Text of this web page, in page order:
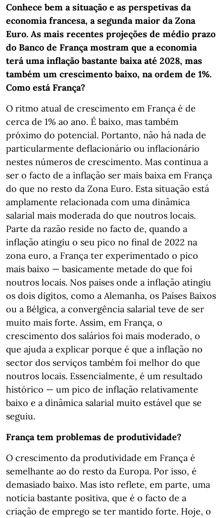
Conhece bem a situação e as perspetivas da
economia francesa, a segunda maior da Zona
Euro. As mais recentes projeções de médio prazo
do Banco de França mostram que a economia
terá uma inflação bastante baixa até 2028, mas
também um crescimento baixo, na ordem de 1%.
Como está França?
O ritmo atual de crescimento em França é de
cerca de 1% ao ano. É baixo, mas também
próximo do potencial. Portanto, não há nada de
particularmente deflacionário ou inflacionário
nestes números de crescimento. Mas continua a
ser o facto de a inflação ser mais baixa em França
do que no resto da Zona Euro. Esta situação está
amplamente relacionada com uma dinâmica
salarial mais moderada do que noutros locais.
Parte da razão reside no facto de, quando a
inflação atingiu o seu pico no final de 2022 na
zona euro, a França ter experimentado o pico
mais baixo — basicamente metade do que foi
noutros locais. Nos países onde a inflação atingiu
os dois dígitos, como a Alemanha, os Países Baixos
ou a Bélgica, a convergência salarial teve de ser
muito mais forte. Assim, em França, o
crescimento dos salários foi mais moderado, o
que ajuda a explicar porque é que a inflação no
sector dos serviços também foi melhor do que
noutros locais. Essencialmente, é um resultado
histórico — um pico de inflação relativamente
baixo e a dinâmica salarial muito estável que se
seguiu.
França tem problemas de produtividade?
O crescimento da produtividade em França é
semelhante ao do resto da Europa. Por isso, é
demasiado baixo. Mas isto reflete, em parte, uma
notícia bastante positiva, que é o facto de a
criação de emprego se ter mantido forte. Hoje, o